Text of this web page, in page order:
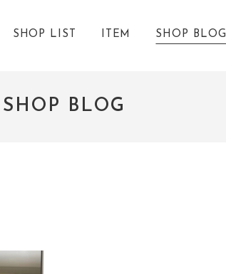
SHOP LIST ITEM SHOP BLOG
SHOP BLOG